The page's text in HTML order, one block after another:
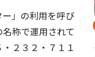
」の利用を呼び
称で運用されて
２３２・７１１